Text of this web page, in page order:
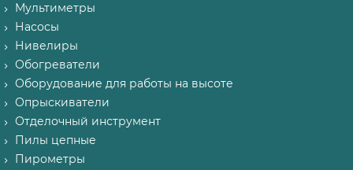
Мультиметры
Насосы
Нивелиры
Обогреватели
Оборудование для работы на высоте
Опрыскиватели
Отделочный инструмент
Пилы цепные
Пирометры